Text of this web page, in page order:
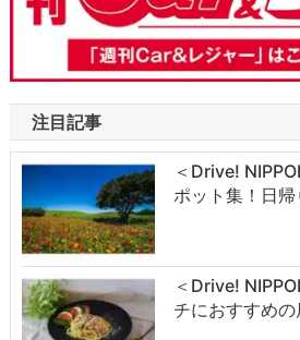
注目記事
＜Drive!
ポット集！日
＜Drive!
チにおすすめ